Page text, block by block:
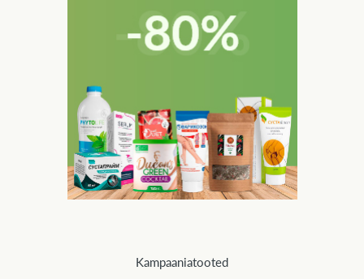
Kampaaniatooted